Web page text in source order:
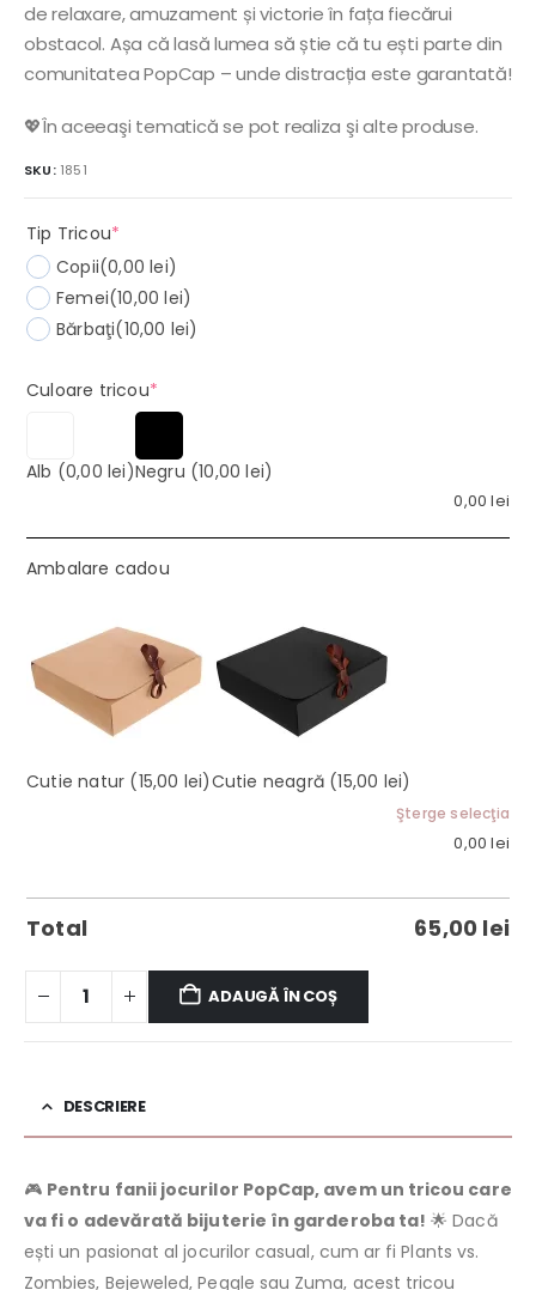
de relaxare, amuzament și victorie în fața fiecărui
obstacol. Așa că lasă lumea să știe că tu ești parte din
comunitatea PopCap – unde distracția este garantată!
💖În aceeaşi tematică se pot realiza şi alte produse.
SKU: 1851
Tip Tricou*
Copii(0,00 lei)
Femei(10,00 lei)
Bărbaţi(10,00 lei)
Culoare tricou*(required)
Alb (0,00 lei)Negru (10,00 lei)
0,00lei
Ambalare cadou
Cutie natur (15,00 lei)Cutie neagră (15,00 lei)
Şterge selecţia
0,00lei
Total 65,00 lei
ADAUGĂ ÎN COȘ
DESCRIERE
🎮 Pentru fanii jocurilor PopCap, avem un tricou care
va fi o adevărată bijuterie în garderoba ta! 🌟 Dacă
ești un pasionat al jocurilor casual, cum ar fi Plants vs.
Zombies, Bejeweled, Peggle sau Zuma, acest tricou